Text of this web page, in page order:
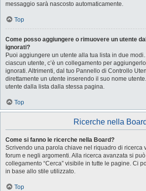
messaggio sarà nascosto automaticamente.
Top
Come posso aggiungere o rimuovere un utente
ignorati?
Puoi aggiungere un utente alla tua lista in due
ciascun utente, c’è un collegamento per
ignorati. Altrimenti, dal tuo Pannello di Controllo
direttamente un utente inserendo il suo nome
utente dalla lista dalla stessa pagina.
Top
Ricerche nella Board
Come si fanno le ricerche nella Board?
Scrivendo una parola chiave nel riquadro di ricerca
forum e negli argomenti. Alla ricerca avanzata si
collegamento “Cerca” visibile in tutte le pagine. Ci
in base allo stile utilizzato.
Top